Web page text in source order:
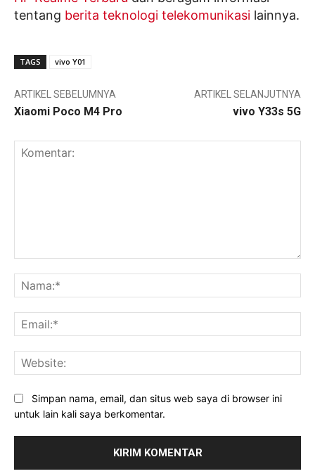
tentang berita teknologi telekomunikasi lainnya.
TAGS vivo Y01
ARTIKEL SEBELUMNYA
Xiaomi Poco M4 Pro
ARTIKEL SELANJUTNYA
vivo Y33s 5G
Simpan nama, email, dan situs web saya di browser ini
untuk lain kali saya berkomentar.